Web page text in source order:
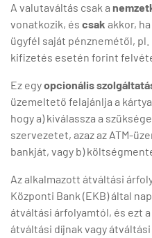
A valutaváltás csak a
vonatkozik, és csak akkor,
ügyfél saját pénznemétől,
kifizetés esetén forint
Ez egyopcionális
üzemeltető felajánlja a
hogy a) kiválassza a
szervezetet, azaz az ATM-
bankját, vagy b)
Az alkalmazott átváltási
Központi Bank (EKB) által
átváltási árfolyamtól, és ezt
átváltási díjnak vagy